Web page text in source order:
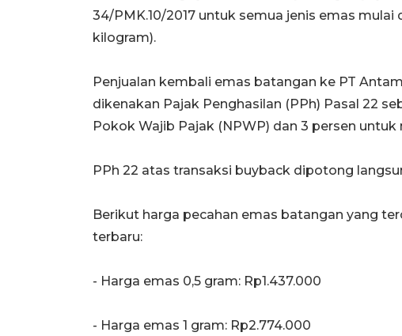
34/PMK.10/2017 untuk semua jenis emas mulai
kilogram).
Penjualan kembali emas batangan ke PT
dikenakan Pajak Penghasilan (PPh) Pasal 22
Pokok Wajib Pajak (NPWP) dan 3 persen untuk
PPh 22 atas transaksi buyback dipotong
Berikut harga pecahan emas batangan yang
terbaru:
‎‎- Harga emas 0,5 gram: Rp1.437.000
- Harga emas 1 gram: Rp2.774.000